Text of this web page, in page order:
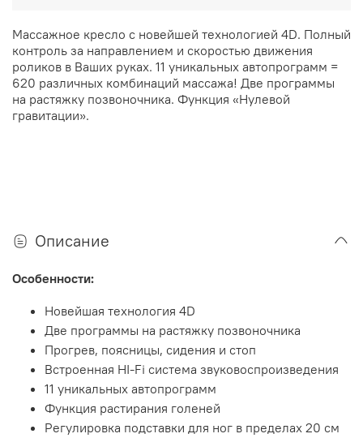
Массажное кресло с новейшей технологией 4D. Полный
контроль за направлением и скоростью движения
роликов в Ваших руках. 11 уникальных автопрограмм =
620 различных комбинаций массажа! Две программы
на растяжку позвоночника. Функция «Нулевой
гравитации».
Описание
Особенности:
Новейшая технология 4D
Две программы на растяжку позвоночника
Прогрев, поясницы, сидения и стоп
Встроенная HI-Fi система звуковоспроизведения
11 уникальных автопрограмм
Функция растирания голеней
Регулировка подставки для ног в пределах 20 см